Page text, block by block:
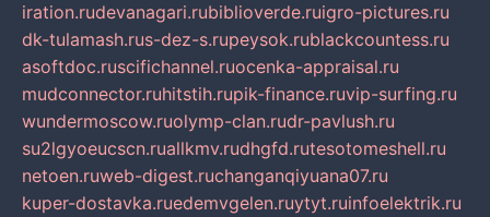
iration.rudevanagari.rubiblioverde.ruigro-pictures.ru
dk-tulamash.rus-dez-s.rupeysok.rublackcountess.ru
asoftdoc.ruscifichannel.ruocenka-appraisal.ru
mudconnector.ruhitstih.rupik-finance.ruvip-surfing.ru
wundermoscow.ruolymp-clan.rudr-pavlush.ru
su2lgyoeucscn.ruallkmv.rudhgfd.rutesotomeshell.ru
netoen.ruweb-digest.ruchanganqiyuana07.ru
kuper-dostavka.ruedemvgelen.ruytyt.ruinfoelektrik.ru